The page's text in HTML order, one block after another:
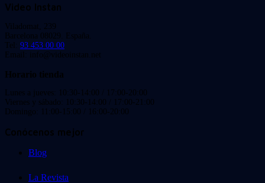
Video Instan
Viladomat, 239
Barcelona 08029. España.
Tel: 93 453 00 00
Email: info@videoinstan.net
Horario tienda
Lunes a jueves: 10:30-14:00 / 17:00-20:00
Viernes y sábado: 10:30-14:00 / 17:00-21:00
Domingo: 11:00-15:00 / 16:00-20:00
Conócenos mejor
Blog
La Revista